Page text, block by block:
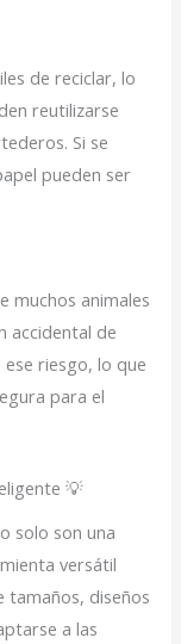
de reciclar, lo
reutilizarse
Si se
pueden ser
muchos animales
accidental de
riesgo, lo que
para el
💡
solo son una
versátil
tamaños, diseños
a las